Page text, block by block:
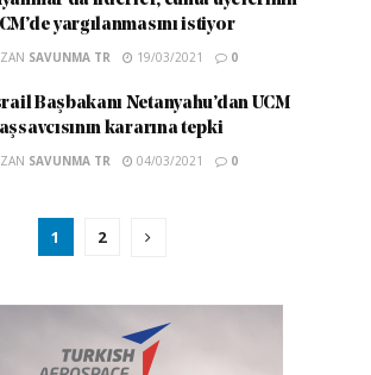
yargılanmasını istiyor
SAVUNMA TR 19/03/2021 0
Başbakanı Netanyahu’dan UCM
kararına tepki
SAVUNMA TR 04/03/2021 0
1 2